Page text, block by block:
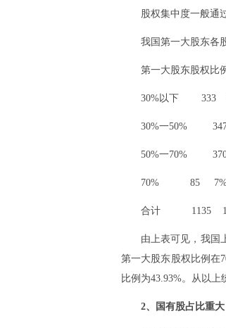
股权集中度一般通
我国第一大股东各
第一大股东股权比
30%以下 333
30%一50%
50%一70%
70% 85
合计 1135
由上表可见，我国
第一大股东股权比例在
比例为43.93%。从以
2、国有股占比重大